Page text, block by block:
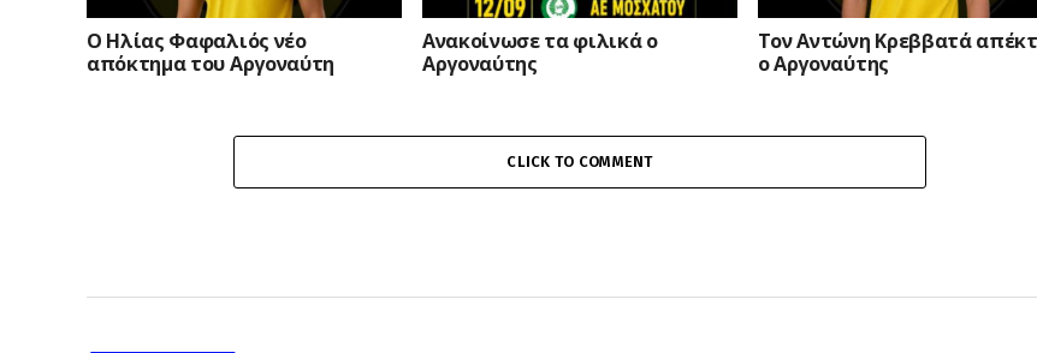
Ο Ηλίας Φαφαλιός νέο
απόκτημα του Αργοναύτη
Ανακοίνωσε τα φιλικά ο
Αργοναύτης
Τον Αντώνη Κρεββατά
ο Αργοναύτης
CLICK TO COMMENT